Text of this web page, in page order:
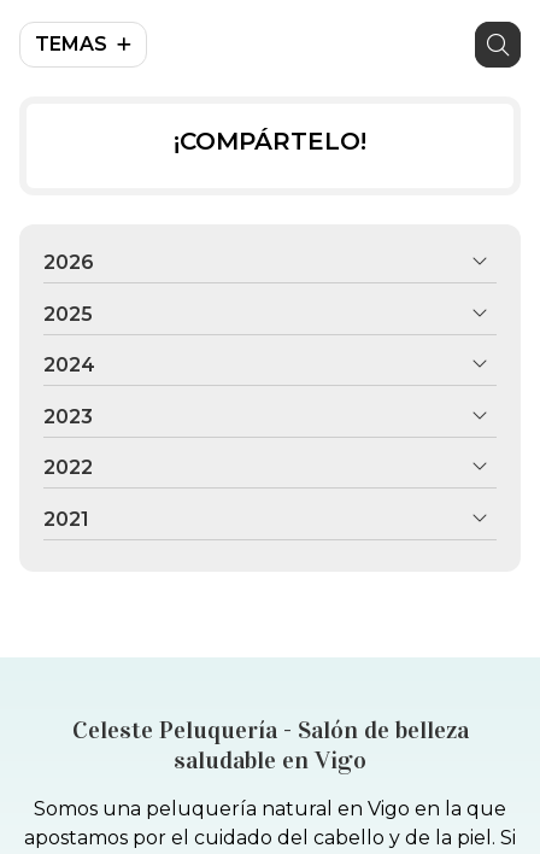
TEMAS
¡COMPÁRTELO!
2026
2025
2024
2023
2022
2021
Celeste Peluquería - Salón de belleza
saludable en Vigo
Somos una peluquería natural en Vigo en la que
apostamos por el cuidado del cabello y de la piel. Si